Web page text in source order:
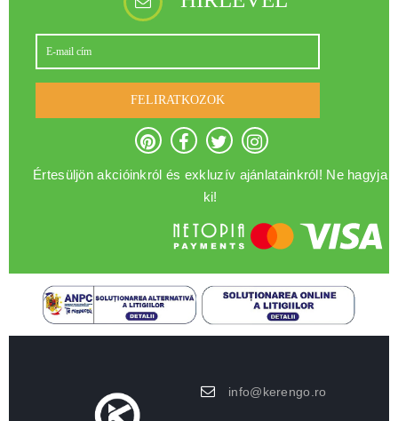
FELIRATKOZOK
Értesüljön akcióinkról és exkluzív ajánlatainkról! Ne hagyja
ki!
info@kerengo.ro